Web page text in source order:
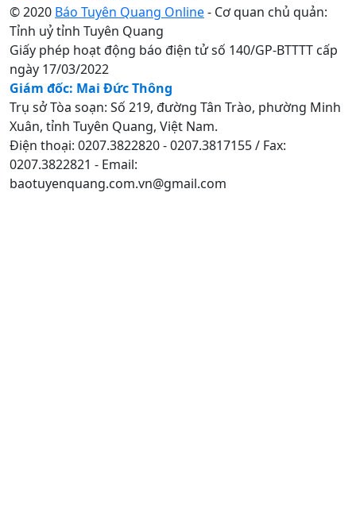
© 2020 Báo Tuyên Quang Online- Cơ quan chủ quản:
Tỉnh uỷ tỉnh Tuyên Quang
Giấy phép hoạt động báo điện tử số 140/GP-BTTTT cấp
ngày 17/03/2022
Giám đốc: Mai Đức Thông
Trụ sở Tòa soạn: Số 219, đường Tân Trào, phường Minh
Xuân, tỉnh Tuyên Quang, Việt Nam.
Điện thoại: 0207.3822820 - 0207.3817155 / Fax:
0207.3822821 - Email:
baotuyenquang.com.vn@gmail.com